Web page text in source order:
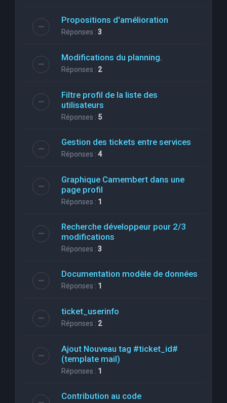
Propositions d'amélioration
Réponses : 3
Modifications du planning.
Réponses : 2
Filtre profil de la liste des
utilisateurs
Réponses : 5
Gestion des tickets entre services
Réponses : 4
Graphique Camembert dans une
page profil
Réponses : 1
Recherche développeur pour 2/3
modifications
Réponses : 3
Documentation modèle de données
Réponses : 1
ticket_userinfo
Réponses : 2
Ajout Nouveau tag #ticket_id#
(template mail)
Réponses : 1
Contribution au code